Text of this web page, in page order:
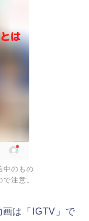
中のもの
注意。
は「IGTV」で